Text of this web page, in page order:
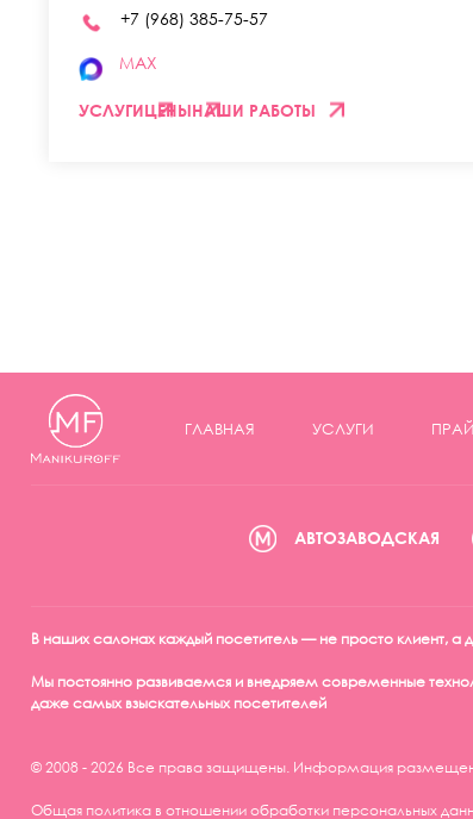
+7 (968) 385-75-57
MAX
УСЛУГИЦЕНЫНАШИ РАБОТЫ
ГЛАВНАЯ УСЛУГИ
АВТОЗАВОДСКАЯ
В наших салонах каждый посетитель — не просто клиент,
Мы постоянно развиваемся и внедряем современные
даже самых взыскательных посетителей
© 2008 - 2026 Все права защищены. Информация
Общая политика в отношении обработки персональных